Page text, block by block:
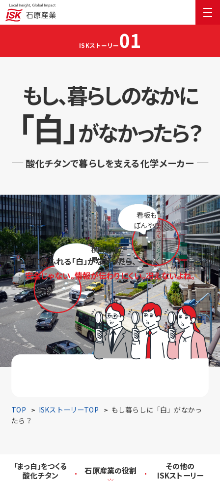
ISKストーリー01
もし、暮らしのなかに
「白」がなかったら？
酸化チタンで暮らしを支える化学メーカー
横断歩道が
見えにくい！
看板も
ぼんやり
街にあふれる「白」がなかったら、
安全じゃない。情報が伝わりにくい。冴えないよね。
TOP ISKストーリーTOP
もし暮らしに「白」がなかっ
たら？
「まっ白」をつくる
酸化チタン
石原産業の役割
その他の
ISKストーリー